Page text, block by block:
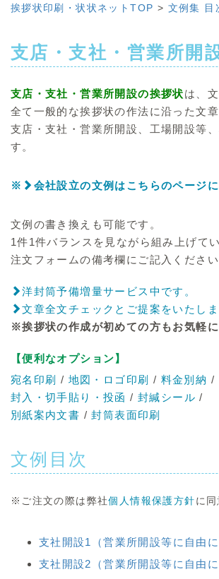
挨拶状印刷・状状ネットTOP > 文例集 目
支店・支社・営業所開
支店・支社・営業所開設の挨拶状は、
全て一般的な挨拶状の作法に沿った文章
支店・支社・営業所開設、工場開設等
す。
※ 会社設立の文例はこちらのページ
文例の書き換えも可能です。
1件1件バランスを見ながら組み上げて
注文フォームの備考欄にご記入ください
洋封筒予備増量サービス中です。
文章全文チェックとご提案をいたし
※挨拶状の作成が初めての方もお気軽に
【便利なオプション】
宛名印刷 / 地図・ロゴ印刷 / 料金別納 /
封入・切手貼り・投函 / 封緘シール /
別紙案内文書 /封筒表面印刷
文例目次
※ご注文の際は弊社個人情報保護方針に
支社開設1（営業所開設等に自由に
支社開設2（営業所開設等に自由に